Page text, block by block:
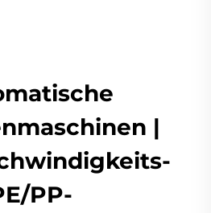
|
PP-